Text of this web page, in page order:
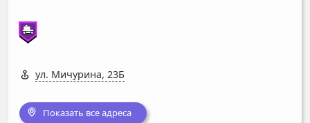
ул. Мичурина, 23Б
Показать все адреса